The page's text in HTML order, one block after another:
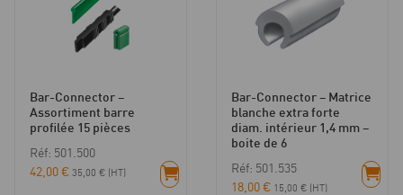
Bar-Connector –
Assortiment barre
profilée 15 pièces
Réf: 501.500
42,00€ 35,00 € (HT)
Bar-Connector – Matrice
blanche extra forte
diam. intérieur 1,4 mm –
boite de 6
Réf: 501.535
18,00€ 15,00 € (HT)